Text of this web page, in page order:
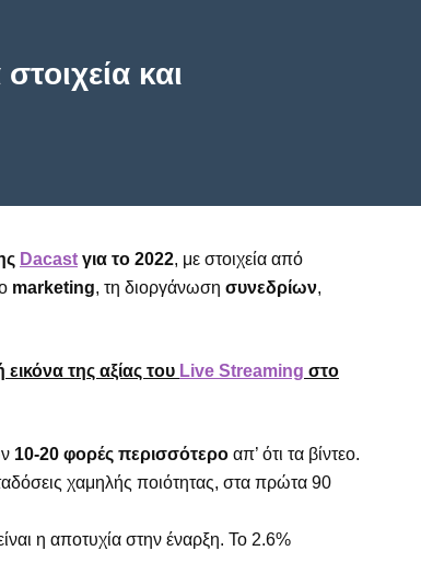
και
Dacast για το 2022, με στοιχεία από
marketing, τη διοργάνωση συνεδρίων,
της αξίας του Live Streaming στο
10-20 φορές περισσότερο απ’ ότι τα βίντεο.
χαμηλής ποιότητας, στα πρώτα 90
η αποτυχία στην έναρξη. Το 2.6%